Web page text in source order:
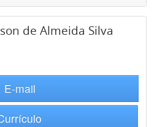
de Almeida Silva
E-mail